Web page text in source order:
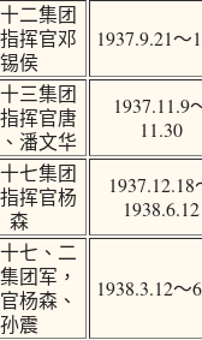
二集团
挥官邓
锡侯
1937.9.21～
三集团
挥官唐
潘文华
1937.11.9
11.30
七集团
挥官杨
森
1937.12.18
1938.6.12
七、二
团军，
杨森、
孙震
1938.3.12～